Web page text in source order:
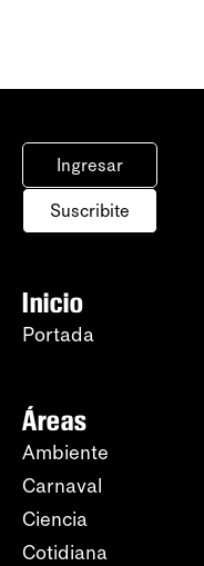
Ingresar
Suscribite
Inicio
Portada
Áreas
Ambiente
Carnaval
Ciencia
Cotidiana